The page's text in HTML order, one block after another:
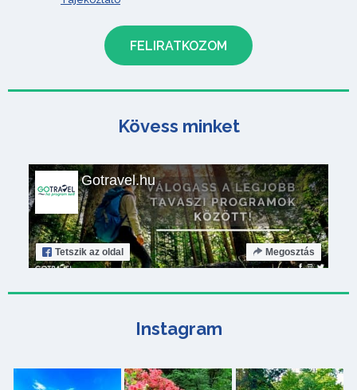
Kövess minket
Gotravel.hu
Tetszik az oldal Megosztás
Instagram